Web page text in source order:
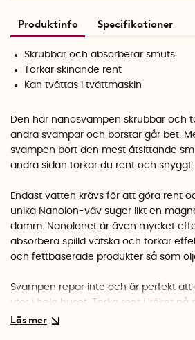
Produktinfo Specifikationer
Skrubbar och absorberar smuts
Torkar skinande rent
Kan tvättas i tvättmaskin
Den här nanosvampen skrubbar och
andra svampar och borstar går bet.
svampen bort den mest åtsittande
andra sidan torkar du rent och snyggt.
Endast vatten krävs för att göra rent
unika Nanolon-väv suger likt en
damm. Nanolonet är även mycket
absorbera spilld vätska och torkar
och fettbaserade produkter så som
Svampen repar inte och är perfekt
ytor i hela huset. Torka rent i köket på
kylskåp, i badrummet på kakel och